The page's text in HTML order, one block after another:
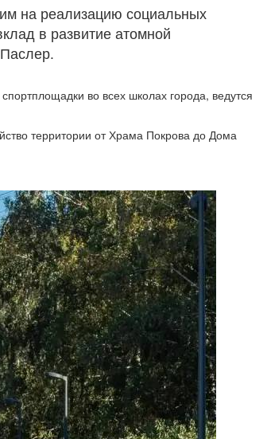
на реализацию социальных
в развитие атомной
во всех школах города, ведутся
территории от Храма Покрова до Дома